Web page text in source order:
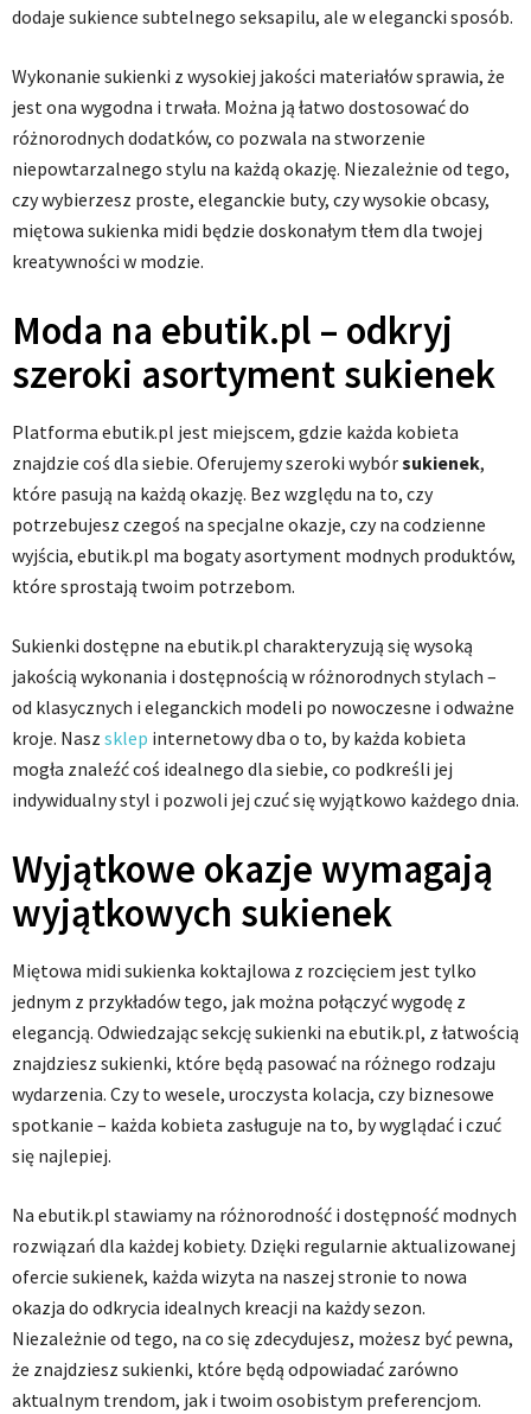
dodaje sukience subtelnego seksapilu, ale w elegancki sposób.
Wykonanie sukienki z wysokiej jakości materiałów sprawia, że
jest ona wygodna i trwała. Można ją łatwo dostosować do
różnorodnych dodatków, co pozwala na stworzenie
niepowtarzalnego stylu na każdą okazję. Niezależnie od tego,
czy wybierzesz proste, eleganckie buty, czy wysokie obcasy,
miętowa sukienka midi będzie doskonałym tłem dla twojej
kreatywności w modzie.
Moda na ebutik.pl – odkryj
szeroki asortyment sukienek
Platforma ebutik.pl jest miejscem, gdzie każda kobieta
znajdzie coś dla siebie. Oferujemy szeroki wybórsukienek,
które pasują na każdą okazję. Bez względu na to, czy
potrzebujesz czegoś na specjalne okazje, czy na codzienne
wyjścia, ebutik.pl ma bogaty asortyment modnych produktów,
które sprostają twoim potrzebom.
Sukienki dostępne na ebutik.pl charakteryzują się wysoką
jakością wykonania i dostępnością w różnorodnych stylach –
od klasycznych i eleganckich modeli po nowoczesne i odważne
kroje. Nasz sklep internetowy dba o to, by każda kobieta
mogła znaleźć coś idealnego dla siebie, co podkreśli jej
indywidualny styl i pozwoli jej czuć się wyjątkowo każdego dnia.
Wyjątkowe okazje wymagają
wyjątkowych sukienek
Miętowa midi sukienka koktajlowa z rozcięciem jest tylko
jednym z przykładów tego, jak można połączyć wygodę z
elegancją. Odwiedzając sekcję sukienki na ebutik.pl, z łatwością
znajdziesz sukienki, które będą pasować na różnego rodzaju
wydarzenia. Czy to wesele, uroczysta kolacja, czy biznesowe
spotkanie – każda kobieta zasługuje na to, by wyglądać i czuć
się najlepiej.
Na ebutik.pl stawiamy na różnorodność i dostępność modnych
rozwiązań dla każdej kobiety. Dzięki regularnie aktualizowanej
ofercie sukienek, każda wizyta na naszej stronie to nowa
okazja do odkrycia idealnych kreacji na każdy sezon.
Niezależnie od tego, na co się zdecydujesz, możesz być pewna,
że znajdziesz sukienki, które będą odpowiadać zarówno
aktualnym trendom, jak i twoim osobistym preferencjom.